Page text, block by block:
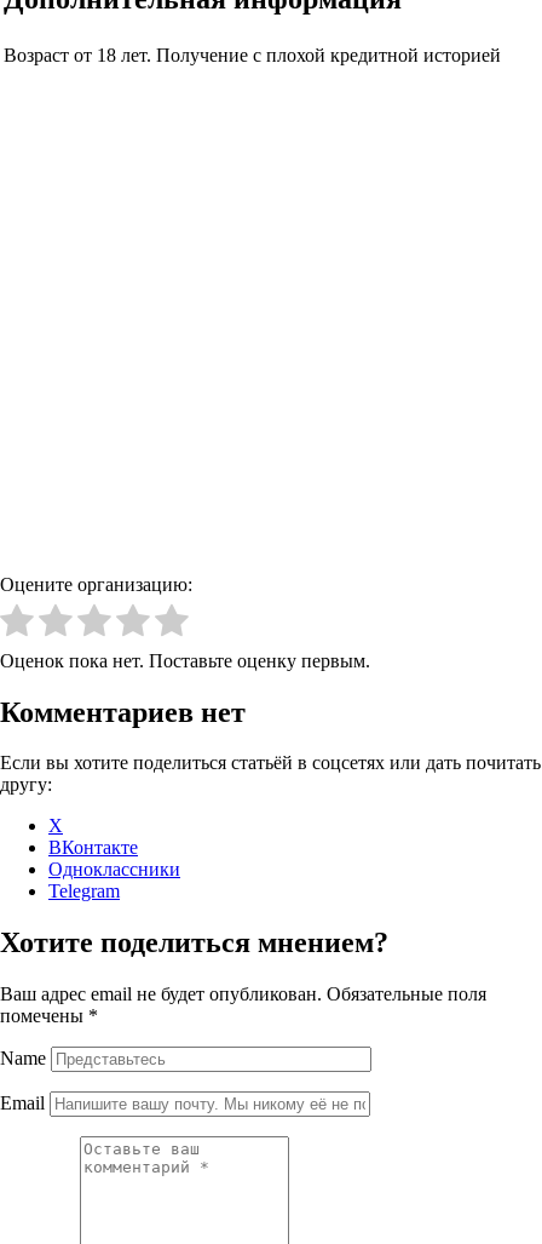
Возраст от 18 лет. Получение с плохой кредитной историей
Оцените организацию:
Оценок пока нет. Поставьте оценку первым.
Комментариев нет
Если вы хотите поделиться статьёй в соцсетях или дать почитать
другу:
X
ВКонтакте
Одноклассники
Telegram
Хотите поделиться мнением?
Ваш адрес email не будет опубликован. Обязательные поля
помечены *
Name
Email